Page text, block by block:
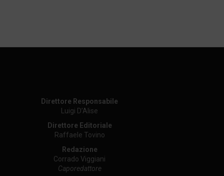
Direttore Responsabile
Luigi D’Alise
Direttore Editoriale
Raffaele Tovino
Redazione
Corrado Viggiani
Caporedattore